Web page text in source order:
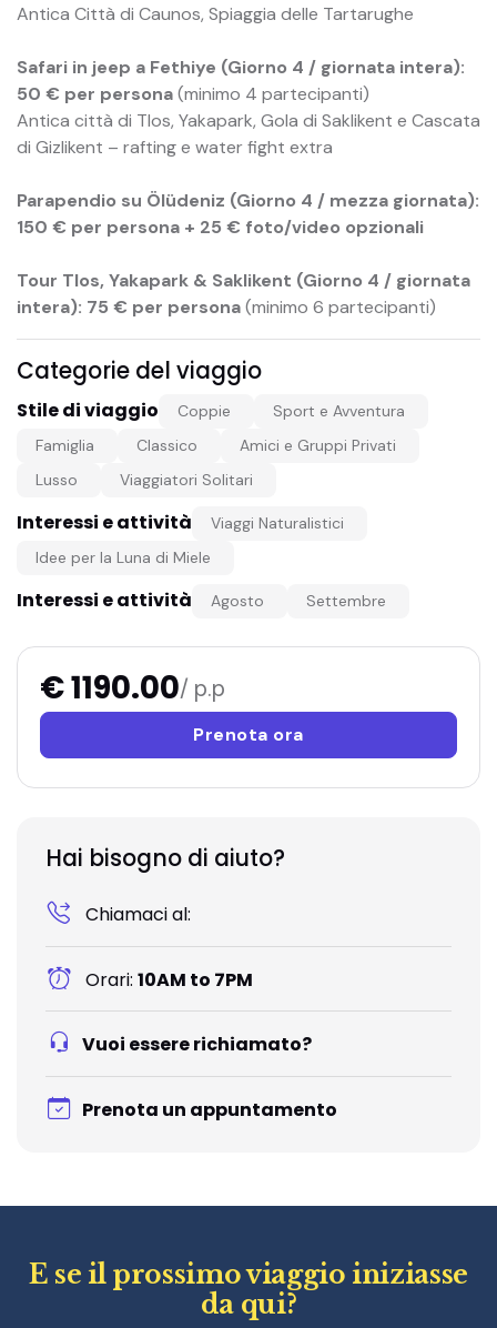
Antica Città di Caunos, Spiaggia delle Tartarughe
Safari in jeep a Fethiye (Giorno 4 / giornata intera):
50 € per persona(minimo 4 partecipanti)
Antica città di Tlos, Yakapark, Gola di Saklikent e Cascata
di Gizlikent – rafting e water fight extra
Parapendio su Ölüdeniz (Giorno 4 / mezza giornata):
150 € per persona + 25 € foto/video opzionali
Tour Tlos, Yakapark & Saklikent (Giorno 4 / giornata
intera): 75 € per persona(minimo 6 partecipanti)
Categorie del viaggio
Stile di viaggio Coppie
Sport e Avventura
Famiglia
Classico
Amici e Gruppi Privati
Lusso
Viaggiatori Solitari
Interessi e attività
Viaggi Naturalistici
Idee per la Luna di Miele
Interessi e attività Agosto Settembre
€ 1190.00/ p.p
Prenota ora
Hai bisogno di aiuto?
Chiamaci al:
Orari: 10AM to 7PM
Vuoi essere richiamato?
Prenota un appuntamento
E se il prossimo viaggio iniziasse
da qui?